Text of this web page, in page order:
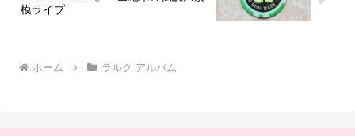
模ライブ
ホーム ラルク アルバム